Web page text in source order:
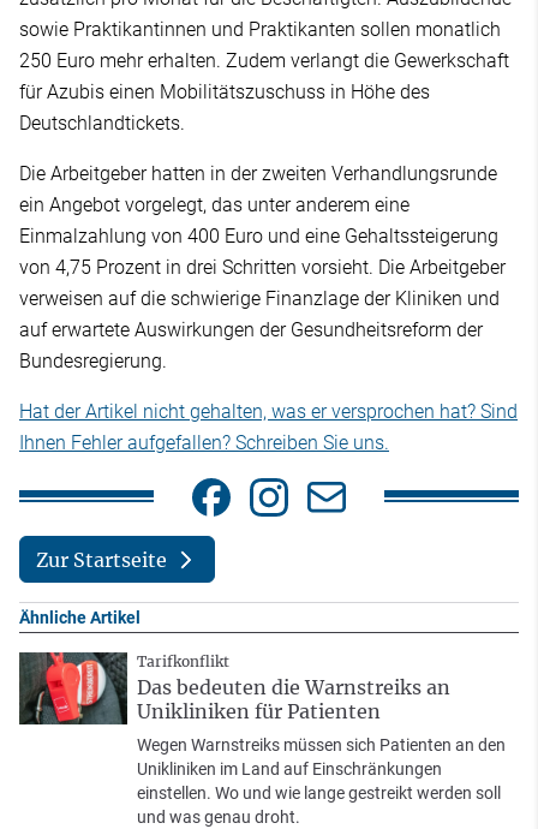
sowie Praktikantinnen und Praktikanten sollen monatlich
250 Euro mehr erhalten. Zudem verlangt die Gewerkschaft
für Azubis einen Mobilitätszuschuss in Höhe des
Deutschlandtickets.
Die Arbeitgeber hatten in der zweiten Verhandlungsrunde
ein Angebot vorgelegt, das unter anderem eine
Einmalzahlung von 400 Euro und eine Gehaltssteigerung
von 4,75 Prozent in drei Schritten vorsieht. Die Arbeitgeber
verweisen auf die schwierige Finanzlage der Kliniken und
auf erwartete Auswirkungen der Gesundheitsreform der
Bundesregierung.
Hat der Artikel nicht gehalten, was er versprochen hat? Sind
Ihnen Fehler aufgefallen? Schreiben Sie uns.
Zur Startseite
Ähnliche Artikel
Tarifkonflikt
Das bedeuten die Warnstreiks an
Unikliniken für Patienten
Wegen Warnstreiks müssen sich Patienten an den
Unikliniken im Land auf Einschränkungen
einstellen. Wo und wie lange gestreikt werden soll
und was genau droht.